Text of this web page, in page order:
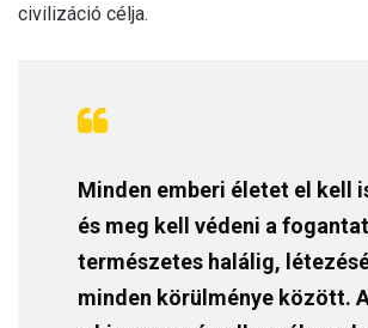
civilizáció célja.
Minden emberi életet el kell
és meg kell védeni a
természetes halálig,
minden körülménye között.